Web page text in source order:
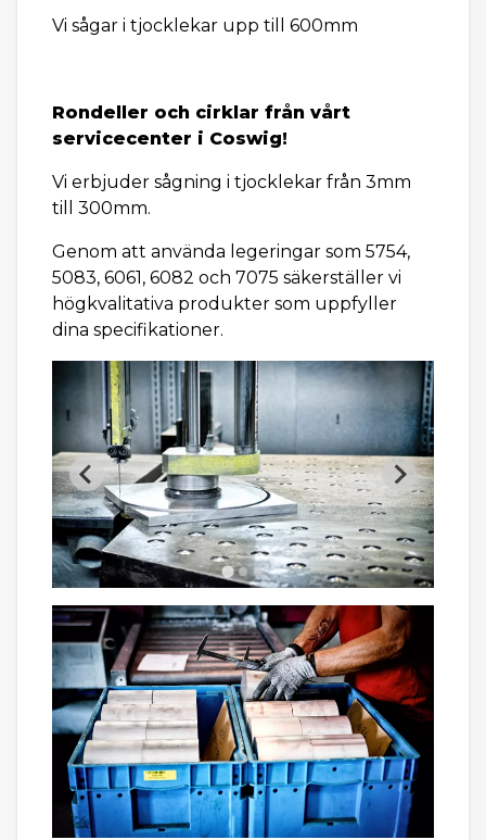
Vi sågar i tjocklekar upp till 600mm
Rondeller och cirklar från vårt
servicecenter i Coswig!
Vi erbjuder sågning i tjocklekar från 3mm
till 300mm.
Genom att använda legeringar som 5754,
5083, 6061, 6082 och 7075 säkerställer vi
högkvalitativa produkter som uppfyller
dina specifikationer.